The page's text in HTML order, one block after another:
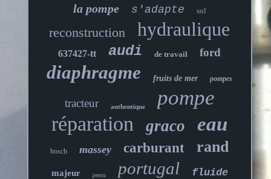
la pompe s'adapte sol
reconstruction hydraulique
637427-tt audi de travail ford
diaphragme fruits de mer pompes
tracteur authentique pompe
réparation graco eau
bosch massey carburant rand
majeur penta portugal fluide